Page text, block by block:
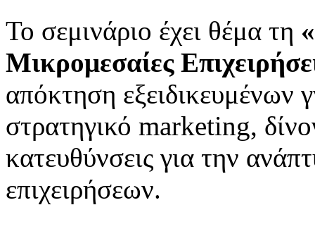
Το σεμινάριο έχει θέμα τη
Μικρομεσαίες
απόκτηση
στρατηγικό marketing,
κατευθύνσεις για την
επιχειρήσεων.